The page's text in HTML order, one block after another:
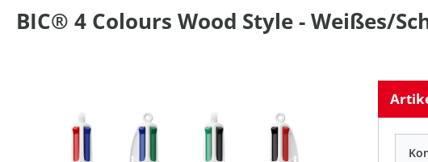
BIC® 4 Colours Wood Style - Weißes/